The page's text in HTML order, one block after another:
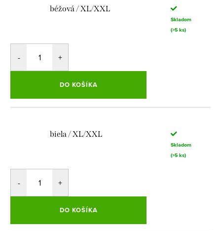
béžová / XL/XXL
Skladom
(>5 ks)
DO KOŠÍKA
biela / XL/XXL
Skladom
(>5 ks)
DO KOŠÍKA